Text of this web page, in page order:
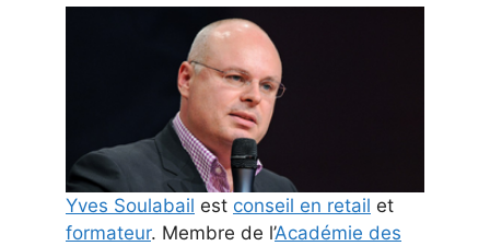
Yves Soulabail est conseil en retail et
formateur. Membre de l’Académie des